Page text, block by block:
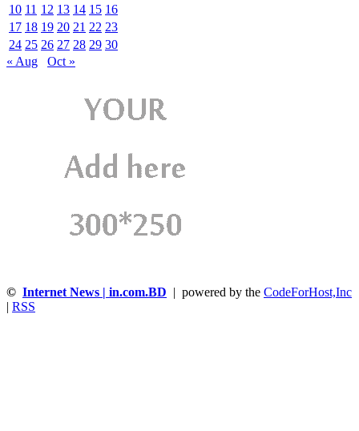
10 11 12 13 14 15 16
17 18 19 20 21 22 23
24 25 26 27 28 29 30
« Aug
Oct »
© Internet News | in.com.BD | powered by the CodeForHost,Inc
RSS